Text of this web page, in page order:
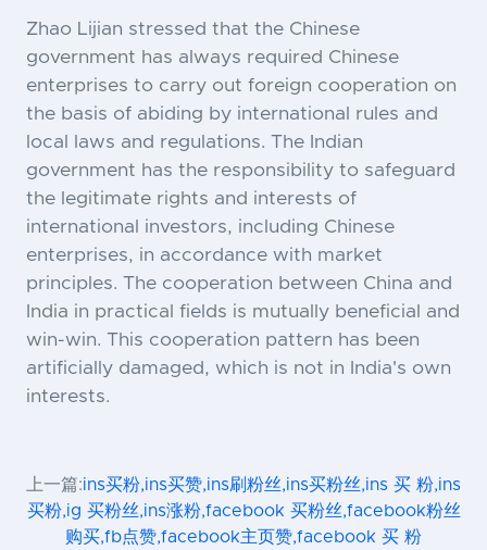
Zhao Lijian stressed that the Chinese
government has always required Chinese
enterprises to carry out foreign cooperation on
the basis of abiding by international rules and
local laws and regulations. The Indian
government has the responsibility to safeguard
the legitimate rights and interests of
international investors, including Chinese
enterprises, in accordance with market
principles. The cooperation between China and
India in practical fields is mutually beneficial and
win-win. This cooperation pattern has been
artificially damaged, which is not in India's own
interests.
上一篇:ins买粉,ins买赞,ins刷粉丝,ins买粉丝,ins 买 粉,ins
买粉,ig 买粉丝,ins涨粉,facebook 买粉丝,facebook粉丝
购买,fb点赞,facebook主页赞,facebook 买 粉